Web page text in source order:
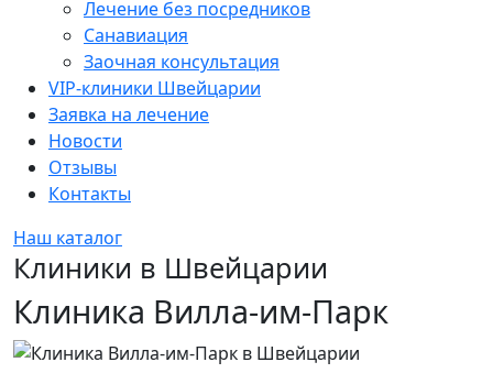
Лечение без посредников
Санавиация
Заочная консультация
VIP-клиники Швейцарии
Заявка на лечение
Новости
Отзывы
Контакты
Наш каталог
Клиники в Швейцарии
Клиника Вилла-им-Парк